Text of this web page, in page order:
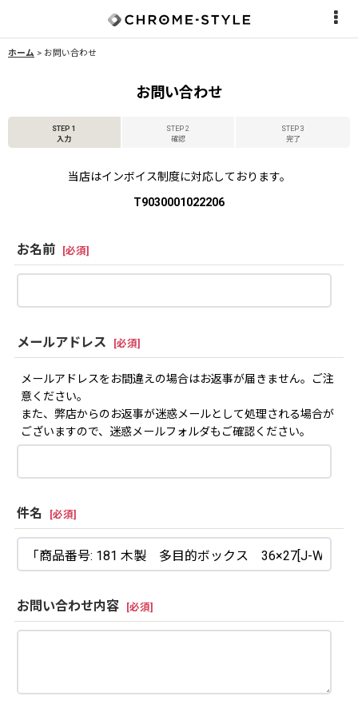
ホーム > お問い合わせ
お問い合わせ
STEP 1
入力
STEP 2
確認
STEP 3
完了
当店はインボイス制度に対応しております。
T9030001022206
お名前 [必須]
メールアドレス [必須]
メールアドレスをお間違えの場合はお返事が届きません。ご注
意ください。
また、弊店からのお返事が迷惑メールとして処理される場合が
ございますので、迷惑メールフォルダもご確認ください。
件名 [必須]
お問い合わせ内容 [必須]